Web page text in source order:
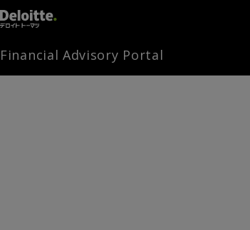
Financial Advisory Portal